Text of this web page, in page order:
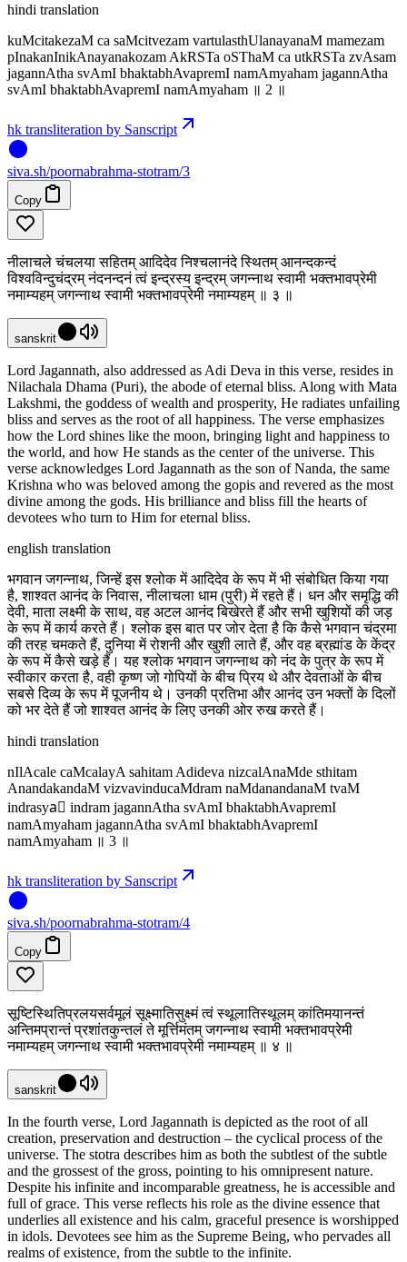
hindi translation
kuMcitakezaM ca saMcitvezam vartulasthUlanayanaM mamezam
pInakanInikAnayanakozam AkRSTa oSThaM ca utkRSTa zvAsam
jagannAtha svAmI bhaktabhAvapremI namAmyaham jagannAtha
svAmI bhaktabhAvapremI namAmyaham ॥ 2 ॥
hk transliteration by Sanscript
siva.sh/poornabrahma-stotram/3
Copy
नीलाचले चंचलया सहितम् आदिदेव निश्चलानंदे स्थितम् आनन्दकन्दं
विश्वविन्दुचंद्रम् नंदनन्दनं त्वं इन्द्रस्य॒ इन्द्रम् जगन्नाथ स्वामी भक्तभावप्रेमी
नमाम्यहम् जगन्नाथ स्वामी भक्तभावप्रेमी नमाम्यहम् ॥ ३ ॥
sanskrit
Lord Jagannath, also addressed as Adi Deva in this verse, resides in
Nilachala Dhama (Puri), the abode of eternal bliss. Along with Mata
Lakshmi, the goddess of wealth and prosperity, He radiates unfailing
bliss and serves as the root of all happiness. The verse emphasizes
how the Lord shines like the moon, bringing light and happiness to
the world, and how He stands as the center of the universe. This
verse acknowledges Lord Jagannath as the son of Nanda, the same
Krishna who was beloved among the gopis and revered as the most
divine among the gods. His brilliance and bliss fill the hearts of
devotees who turn to Him for eternal bliss.
english translation
भगवान जगन्नाथ, जिन्हें इस श्लोक में आदिदेव के रूप में भी संबोधित किया गया
है, शाश्वत आनंद के निवास, नीलाचला धाम (पुरी) में रहते हैं। धन और समृद्धि की
देवी, माता लक्ष्मी के साथ, वह अटल आनंद बिखेरते हैं और सभी खुशियों की जड़
के रूप में कार्य करते हैं। श्लोक इस बात पर जोर देता है कि कैसे भगवान चंद्रमा
की तरह चमकते हैं, दुनिया में रोशनी और खुशी लाते हैं, और वह ब्रह्मांड के केंद्र
के रूप में कैसे खड़े हैं। यह श्लोक भगवान जगन्नाथ को नंद के पुत्र के रूप में
स्वीकार करता है, वही कृष्ण जो गोपियों के बीच प्रिय थे और देवताओं के बीच
सबसे दिव्य के रूप में पूजनीय थे। उनकी प्रतिभा और आनंद उन भक्तों के दिलों
को भर देते हैं जो शाश्वत आनंद के लिए उनकी ओर रुख करते हैं।
hindi translation
nIlAcale caMcalayA sahitam Adideva nizcalAnaMde sthitam
AnandakandaM vizvavinducaMdram naMdanandanaM tvaM
indrasya॒ indram jagannAtha svAmI bhaktabhAvapremI
namAmyaham jagannAtha svAmI bhaktabhAvapremI
namAmyaham ॥ 3 ॥
hk transliteration by Sanscript
siva.sh/poornabrahma-stotram/4
Copy
सूष्टिस्थितिप्रलयसर्वमूलं सूक्ष्मातिसुक्ष्मं त्वं स्थूलातिस्थूलम् कांतिमयानन्तं
अन्तिमप्रान्तं प्रशांतकुन्तलं ते मूर्त्तिमंतम् जगन्नाथ स्वामी भक्तभावप्रेमी
नमाम्यहम् जगन्नाथ स्वामी भक्तभावप्रेमी नमाम्यहम् ॥ ४ ॥
sanskrit
In the fourth verse, Lord Jagannath is depicted as the root of all
creation, preservation and destruction – the cyclical process of the
universe. The stotra describes him as both the subtlest of the subtle
and the grossest of the gross, pointing to his omnipresent nature.
Despite his infinite and incomparable greatness, he is accessible and
full of grace. This verse reflects his role as the divine essence that
underlies all existence and his calm, graceful presence is worshipped
in idols. Devotees see him as the Supreme Being, who pervades all
realms of existence, from the subtle to the infinite.